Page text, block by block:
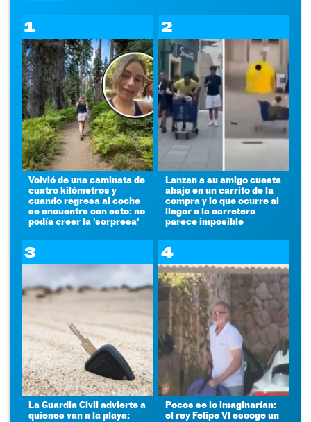
1
Volvió de una caminata de
cuatro kilómetros y
cuando regresa al coche
se encuentra con esto: no
podía creer la 'sorpresa'
2
Lanzan a su amigo cuesta
abajo en un carrito de la
compra y lo que ocurre al
llegar a la carretera
parece imposible
3
La Guardia Civil advierte a
quienes van a la playa:
4
Pocos se lo imaginarían:
el rey Felipe VI escoge un